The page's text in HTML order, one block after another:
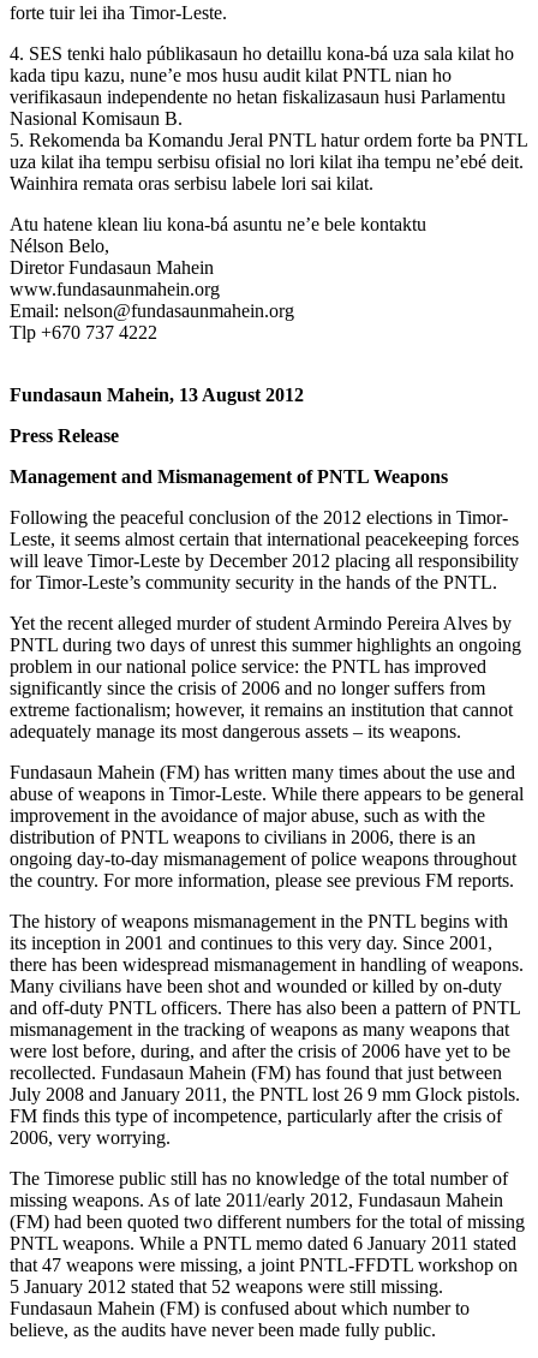
forte tuir lei iha Timor-Leste.
4. SES tenki halo públikasaun ho detaillu kona-bá uza sala kilat ho
kada tipu kazu, nune’e mos husu audit kilat PNTL nian ho
verifikasaun independente no hetan fiskalizasaun husi Parlamentu
Nasional Komisaun B.
5. Rekomenda ba Komandu Jeral PNTL hatur ordem forte ba PNTL
uza kilat iha tempu serbisu ofisial no lori kilat iha tempu ne’ebé deit.
Wainhira remata oras serbisu labele lori sai kilat.
Atu hatene klean liu kona-bá asuntu ne’e bele kontaktu
Nélson Belo,
Diretor Fundasaun Mahein
www.fundasaunmahein.org
Email: nelson@fundasaunmahein.org
Tlp +670 737 4222
Fundasaun Mahein, 13 August 2012
Press Release
Management and Mismanagement of PNTL Weapons
Following the peaceful conclusion of the 2012 elections in Timor-
Leste, it seems almost certain that international peacekeeping forces
will leave Timor-Leste by December 2012 placing all responsibility
for Timor-Leste’s community security in the hands of the PNTL.
Yet the recent alleged murder of student Armindo Pereira Alves by
PNTL during two days of unrest this summer highlights an ongoing
problem in our national police service: the PNTL has improved
significantly since the crisis of 2006 and no longer suffers from
extreme factionalism; however, it remains an institution that cannot
adequately manage its most dangerous assets – its weapons.
Fundasaun Mahein (FM) has written many times about the use and
abuse of weapons in Timor-Leste. While there appears to be general
improvement in the avoidance of major abuse, such as with the
distribution of PNTL weapons to civilians in 2006, there is an
ongoing day-to-day mismanagement of police weapons throughout
the country. For more information, please see previous FM reports.
The history of weapons mismanagement in the PNTL begins with
its inception in 2001 and continues to this very day. Since 2001,
there has been widespread mismanagement in handling of weapons.
Many civilians have been shot and wounded or killed by on-duty
and off-duty PNTL officers. There has also been a pattern of PNTL
mismanagement in the tracking of weapons as many weapons that
were lost before, during, and after the crisis of 2006 have yet to be
recollected. Fundasaun Mahein (FM) has found that just between
July 2008 and January 2011, the PNTL lost 26 9 mm Glock pistols.
FM finds this type of incompetence, particularly after the crisis of
2006, very worrying.
The Timorese public still has no knowledge of the total number of
missing weapons. As of late 2011/early 2012, Fundasaun Mahein
(FM) had been quoted two different numbers for the total of missing
PNTL weapons. While a PNTL memo dated 6 January 2011 stated
that 47 weapons were missing, a joint PNTL-FFDTL workshop on
5 January 2012 stated that 52 weapons were still missing.
Fundasaun Mahein (FM) is confused about which number to
believe, as the audits have never been made fully public.